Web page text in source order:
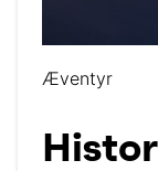
Æventyr